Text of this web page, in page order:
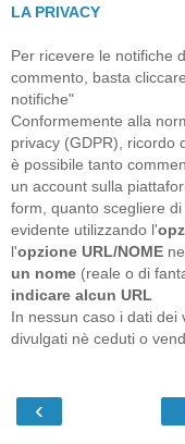
LA PRIVACY
Per ricevere le notifiche
commento, basta
notifiche"
Conformemente alla
privacy (GDPR), ricordo
è possibile tanto
un account sulla
form, quanto scegliere
evidente utilizzando l'
l'opzione URL/NOME
un nome (reale o di
indicare alcun URL
In nessun caso i dati dei
divulgati nè ceduti o
‹